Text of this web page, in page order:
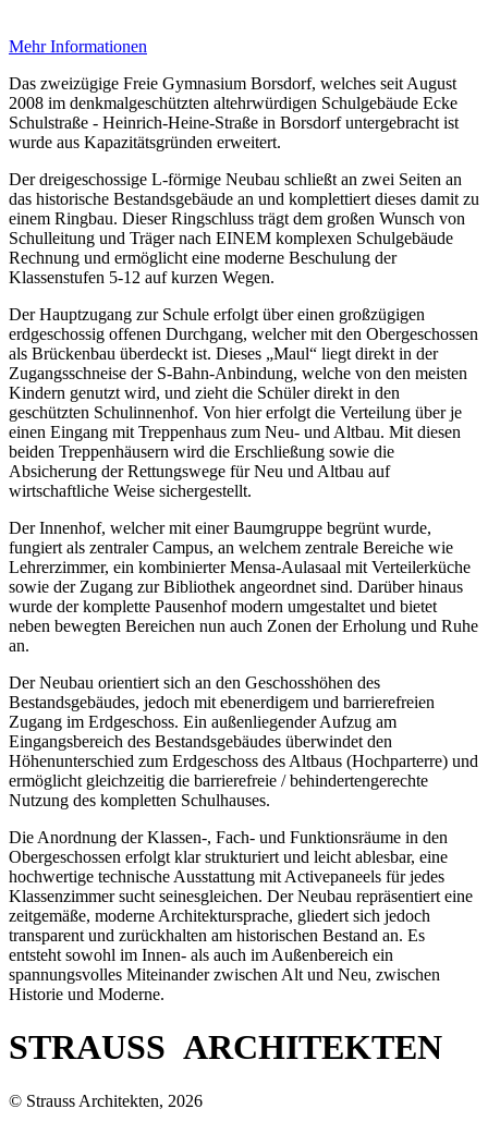
Mehr Informationen
Das zweizügige Freie Gymnasium Borsdorf, welches seit August
2008 im denkmalgeschützten altehrwürdigen Schulgebäude Ecke
Schulstraße - Heinrich-Heine-Straße in Borsdorf untergebracht ist
wurde aus Kapazitätsgründen erweitert.
Der dreigeschossige L-förmige Neubau schließt an zwei Seiten an
das historische Bestandsgebäude an und komplettiert dieses damit zu
einem Ringbau. Dieser Ringschluss trägt dem großen Wunsch von
Schulleitung und Träger nach EINEM komplexen Schulgebäude
Rechnung und ermöglicht eine moderne Beschulung der
Klassenstufen 5-12 auf kurzen Wegen.
Der Hauptzugang zur Schule erfolgt über einen großzügigen
erdgeschossig offenen Durchgang, welcher mit den Obergeschossen
als Brückenbau überdeckt ist. Dieses „Maul“ liegt direkt in der
Zugangsschneise der S-Bahn-Anbindung, welche von den meisten
Kindern genutzt wird, und zieht die Schüler direkt in den
geschützten Schulinnenhof. Von hier erfolgt die Verteilung über je
einen Eingang mit Treppenhaus zum Neu- und Altbau. Mit diesen
beiden Treppenhäusern wird die Erschließung sowie die
Absicherung der Rettungswege für Neu und Altbau auf
wirtschaftliche Weise sichergestellt.
Der Innenhof, welcher mit einer Baumgruppe begrünt wurde,
fungiert als zentraler Campus, an welchem zentrale Bereiche wie
Lehrerzimmer, ein kombinierter Mensa-Aulasaal mit Verteilerküche
sowie der Zugang zur Bibliothek angeordnet sind. Darüber hinaus
wurde der komplette Pausenhof modern umgestaltet und bietet
neben bewegten Bereichen nun auch Zonen der Erholung und Ruhe
an.
Der Neubau orientiert sich an den Geschosshöhen des
Bestandsgebäudes, jedoch mit ebenerdigem und barrierefreien
Zugang im Erdgeschoss. Ein außenliegender Aufzug am
Eingangsbereich des Bestandsgebäudes überwindet den
Höhenunterschied zum Erdgeschoss des Altbaus (Hochparterre) und
ermöglicht gleichzeitig die barrierefreie / behindertengerechte
Nutzung des kompletten Schulhauses.
Die Anordnung der Klassen-, Fach- und Funktionsräume in den
Obergeschossen erfolgt klar strukturiert und leicht ablesbar, eine
hochwertige technische Ausstattung mit Activepaneels für jedes
Klassenzimmer sucht seinesgleichen. Der Neubau repräsentiert eine
zeitgemäße, moderne Architektursprache, gliedert sich jedoch
transparent und zurückhalten am historischen Bestand an. Es
entsteht sowohl im Innen- als auch im Außenbereich ein
spannungsvolles Miteinander zwischen Alt und Neu, zwischen
Historie und Moderne.
STRAUSS ARCHITEKTEN
© Strauss Architekten, 2026